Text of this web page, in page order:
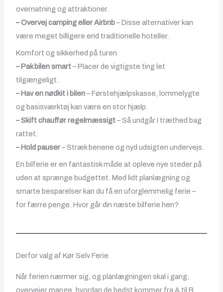
overnatning og attraktioner.
– Overvej camping eller Airbnb– Disse alternativer kan
være meget billigere end traditionelle hoteller.
Komfort og sikkerhed på turen
– Pak bilen smart– Placer de vigtigste ting let
tilgængeligt.
– Hav en nødkit i bilen– Førstehjælpskasse, lommelygte
og basisværktøj kan være en stor hjælp.
– Skift chauffør regelmæssigt– Så undgår I træthed bag
rattet.
– Hold pauser– Stræk benene og nyd udsigten undervejs.
En bilferie er en fantastisk måde at opleve nye steder på
uden at sprænge budgettet. Med lidt planlægning og
smarte besparelser kan du få en uforglemmelig ferie –
for færre penge. Hvor går din næste bilferie hen?
Derfor valg af Kør Selv Ferie
Når ferien nærmer sig, og planlægningen skal i gang,
overvejer mange, hvordan de bedst kommer fra A til B.